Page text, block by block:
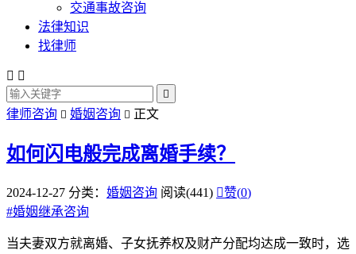
交通事故咨询
法律知识
找律师
 

律师咨询  婚姻咨询  正文
如何闪电般完成离婚手续？
2024-12-27 分类： 婚姻咨询 阅读(441) 赞(0)
#婚姻继承咨询
当夫妻双方就离婚、子女抚养权及财产分配均达成一致时，选